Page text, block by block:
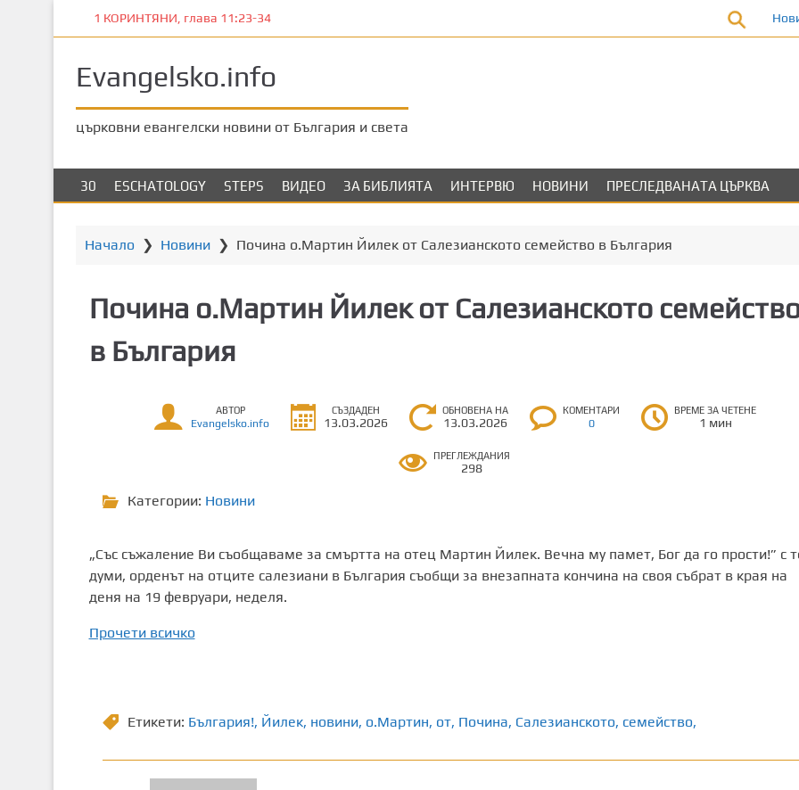
к
1 КОРИНТЯНИ, глава 11:23-34
Evangelsko.info
църковни евангелски новини от България и света
30 ESCHATOLOGY STEPS ВИДЕО ЗА БИБЛИЯТА ИНТЕРВЮ НОВИНИ ПРЕСЛЕДВАНАТА ЦЪРКВА
Начало ❯ Новини❯ Почина о.Мартин Йилек от Салезианското семейство в България
Почина о.Мартин Йилек от Салезианското
в България
АВТОР
Evangelsko.info
СЪЗДАДЕН
13.03.2026
ОБНОВЕНА НА
13.03.2026
КОМЕНТАРИ
0
ВРЕМЕ ЗА ЧЕТЕНЕ
1 мин
ПРЕГЛЕЖДАНИЯ
298
Категории: Новини
„Със съжаление Ви съобщаваме за смъртта на отец Мартин Йилек. Вечна му памет, Бог да го прости!” с
думи, орденът на отците салезиани в България съобщи за внезапната кончина на своя събрат в края на
деня на 19 февруари, неделя.
Прочети всичко
Етикети: България!, Йилек, новини, о.Мартин, от, Почина, Салезианското, семейство,